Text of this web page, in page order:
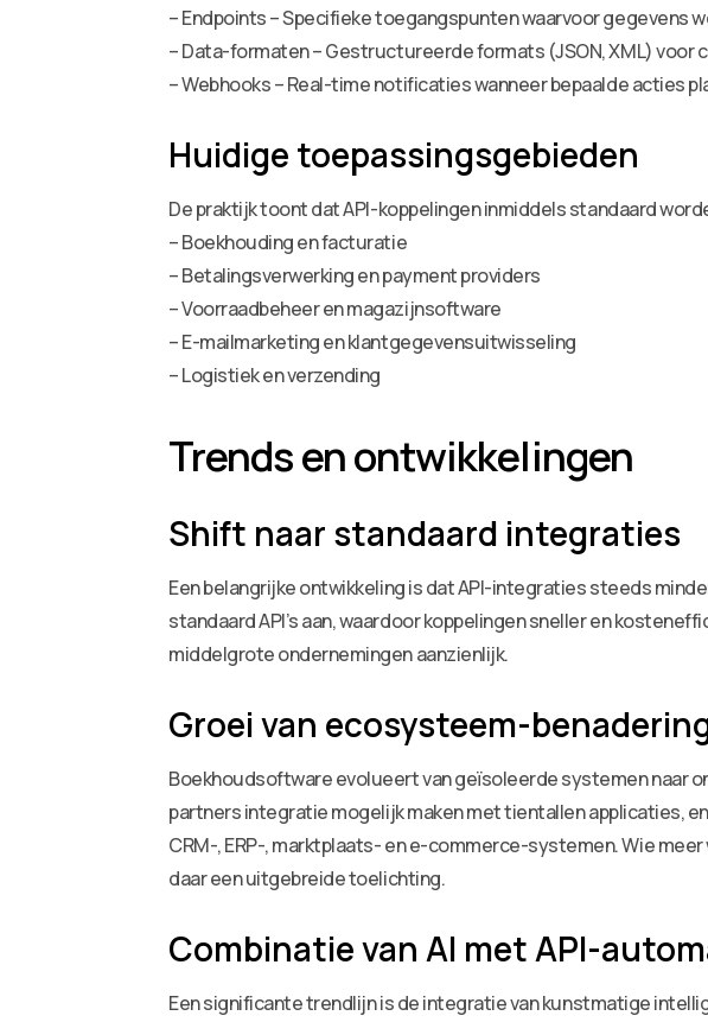
– Endpoints – Specifieke toegangspunten waarvoor gegevens
– Data-formaten – Gestructureerde formats (JSON, XML)
– Webhooks – Real-time notificaties wanneer bepaalde acties
Huidige toepassingsgebieden
De praktijk toont dat API-koppelingen inmiddels standaard
– Boekhouding en facturatie
– Betalingsverwerking en payment providers
– Voorraadbeheer en magazijnsoftware
– E-mailmarketing en klantgegevensuitwisseling
– Logistiek en verzending
Trends en ontwikkelingen
Shift naar standaard integraties
Een belangrijke ontwikkeling is dat API-integraties steeds
standaard API’s aan, waardoor koppelingen sneller en
middelgrote ondernemingen aanzienlijk.
Groei van ecosysteem-
Boekhoudsoftware evolueert van geïsoleerde systemen naar
partners integratie mogelijk maken met tientallen applicaties,
CRM-, ERP-, marktplaats- en e-commerce-systemen. Wie
daar een uitgebreide toelichting.
Combinatie van AI met API-
Een significante trendlijn is de integratie van kunstmatige